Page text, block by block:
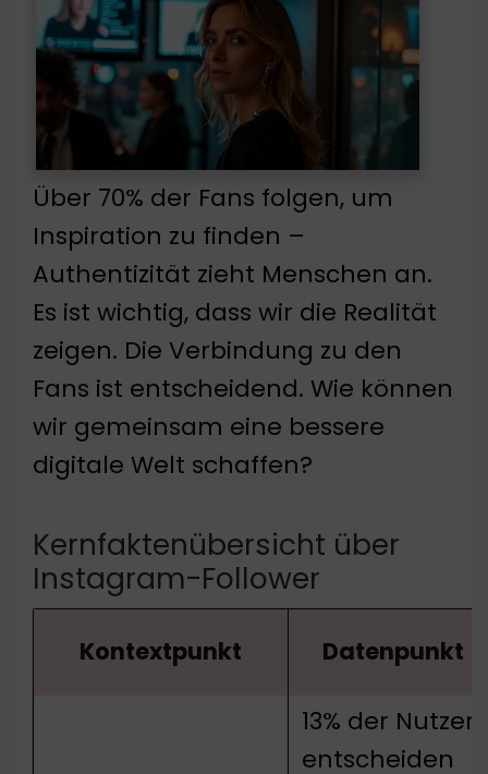
Über 70% der Fans folgen, um
Inspiration zu finden –
Authentizität zieht Menschen an.
Es ist wichtig, dass wir die Realität
zeigen. Die Verbindung zu den
Fans ist entscheidend. Wie können
wir gemeinsam eine bessere
digitale Welt schaffen?
Kernfaktenübersicht über
Instagram-Follower
Kontextpunkt Datenpunkt
13% der Nutzer
entscheiden